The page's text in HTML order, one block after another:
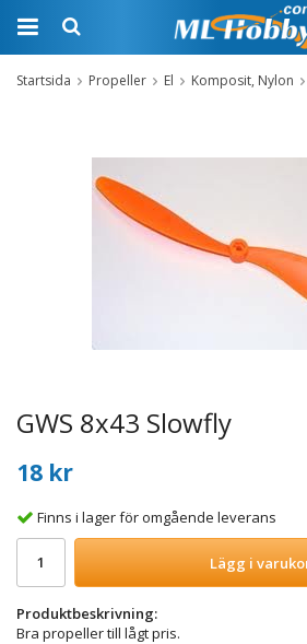
Startsida Propeller El Komposit, Nylon
GWS 8x43 Slowfly
18 kr
Finns i lager för omgående leverans
Lägg i
Produktbeskrivning:
Bra propeller till lågt pris.